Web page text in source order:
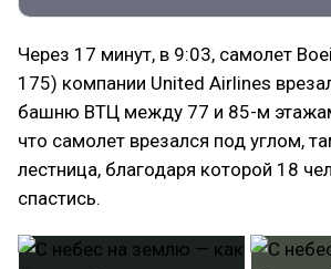
Через 17 минут, в 9:03, самолет
175) компании United Airlines
башню ВТЦ между 77 и 85-м
что самолет врезался под углом,
лестница, благодаря которой 18
спастись.